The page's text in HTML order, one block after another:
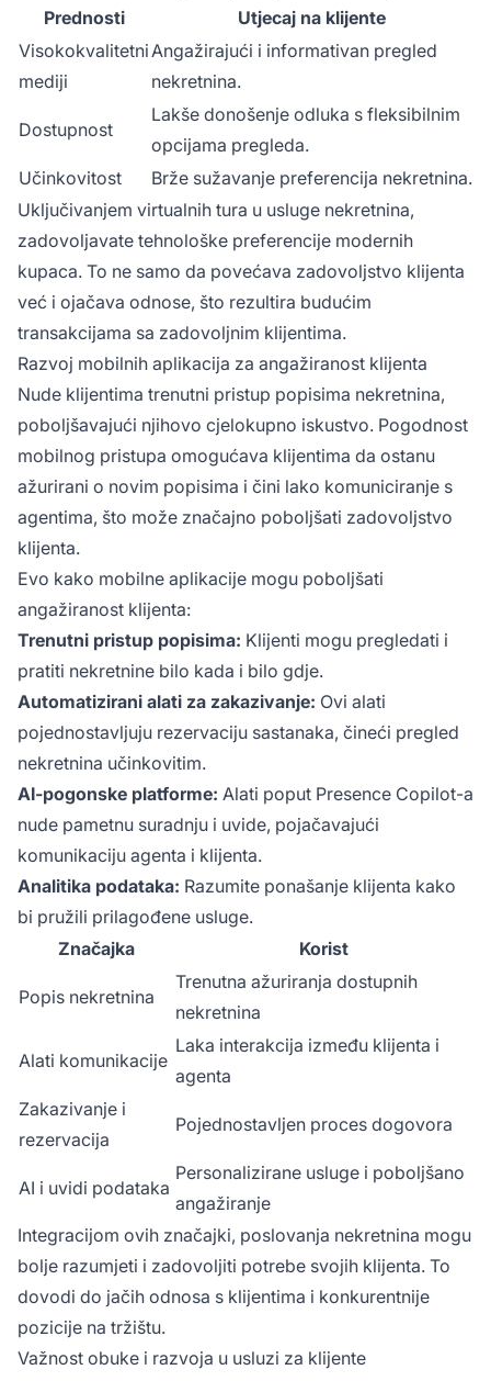
Prednosti
Utjecaj na klijente
Visokokvalitetni
mediji
Angažirajući i informativan pregled
nekretnina.
Dostupnost
Lakše donošenje odluka s fleksibilnim
opcijama pregleda.
Učinkovitost
Brže sužavanje preferencija nekretnina.
Uključivanjem virtualnih tura u usluge nekretnina,
zadovoljavate tehnološke preferencije modernih
kupaca. To ne samo da povećava zadovoljstvo klijenta
već i ojačava odnose, što rezultira budućim
transakcijama sa zadovoljnim klijentima.
Razvoj mobilnih aplikacija za angažiranost klijenta
Nude klijentima trenutni pristup popisima nekretnina,
poboljšavajući njihovo cjelokupno iskustvo. Pogodnost
mobilnog pristupa omogućava klijentima da ostanu
ažurirani o novim popisima i čini lako komuniciranje s
agentima, što može značajno poboljšati zadovoljstvo
klijenta.
Evo kako mobilne aplikacije mogu poboljšati
angažiranost klijenta:
Trenutni pristup popisima: Klijenti mogu pregledati i
pratiti nekretnine bilo kada i bilo gdje.
Automatizirani alati za zakazivanje: Ovi alati
pojednostavljuju rezervaciju sastanaka, čineći pregled
nekretnina učinkovitim.
AI-pogonske platforme: Alati poput Presence Copilot-a
nude pametnu suradnju i uvide, pojačavajući
komunikaciju agenta i klijenta.
Analitika podataka: Razumite ponašanje klijenta kako
bi pružili prilagođene usluge.
Značajka
Korist
Popis nekretnina
Trenutna ažuriranja dostupnih
nekretnina
Alati komunikacije
Laka interakcija između klijenta i
agenta
Zakazivanje i
rezervacija
Pojednostavljen proces dogovora
AI i uvidi podataka
Personalizirane usluge i poboljšano
angažiranje
Integracijom ovih značajki, poslovanja nekretnina mogu
bolje razumjeti i zadovoljiti potrebe svojih klijenta. To
dovodi do jačih odnosa s klijentima i konkurentnije
pozicije na tržištu.
Važnost obuke i razvoja u usluzi za klijente